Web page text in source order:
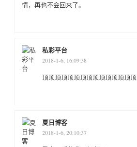
情，再也不会回来了。
私彩平台
2018-1-6, 16:09:38
顶顶顶顶顶顶顶顶顶顶顶顶顶顶顶
夏日博客
2018-1-6, 20:10:37